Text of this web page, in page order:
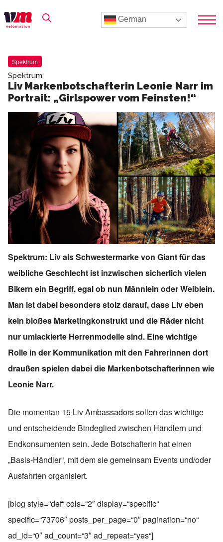
German
Spektrum
Spektrum:
Liv Markenbotschafterin Leonie Narr im
Portrait: „Girlspower vom Feinsten!“
Spektrum: Liv als Schwestermarke von Giant für das
weibliche Geschlecht ist inzwischen sicherlich vielen
Bikern ein Begriff, egal ob nun Männlein oder Weiblein.
Man ist dabei besonders stolz darauf, dass Liv eben
kein bloßes Marketingkonstrukt und die Räder nicht
nur umlackierte Herrenmodelle sind. Eine wichtige
Rolle in der Kommunikation mit den Fahrerinnen dort
draußen spielen dabei die Markenbotschafterinnen wie
Leonie Narr.
Die momentan 15 Liv Ambassadors sollen das wichtige
und entscheidende Bindeglied zwischen Händlern und
Endkonsumenten sein. Jede Botschafterin hat einen
„Basis-Händler“, mit dem sie gemeinsam Events und/oder
Ausfahrten organisiert.
[blog style=“def“ cols=“2″ display=“specific“
specific=“73706″ posts_per_page=“0″ pagination=“no“
ad_id=“0″ ad_count=“3″ ad_repeat=“yes“]